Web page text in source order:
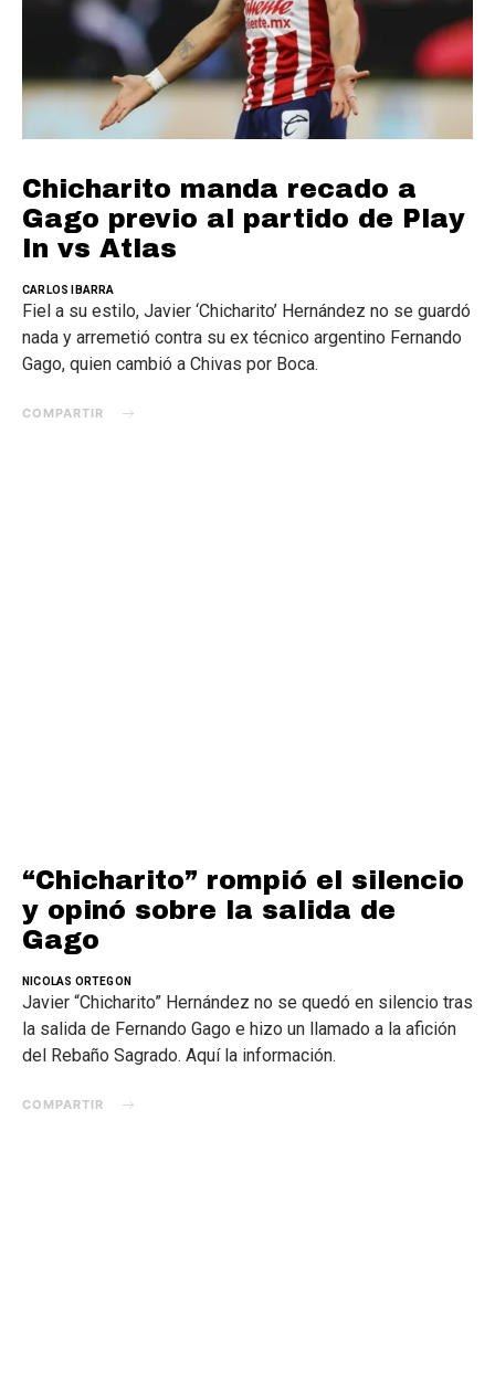
Chicharito manda recado a
Gago previo al partido de Play
In vs Atlas
CARLOS IBARRA
Fiel a su estilo, Javier ‘Chicharito’ Hernández no se guardó
nada y arremetió contra su ex técnico argentino Fernando
Gago, quien cambió a Chivas por Boca.
COMPARTIR
“Chicharito” rompió el silencio
y opinó sobre la salida de
Gago
NICOLAS ORTEGON
Javier “Chicharito” Hernández no se quedó en silencio tras
la salida de Fernando Gago e hizo un llamado a la afición
del Rebaño Sagrado. Aquí la información.
COMPARTIR